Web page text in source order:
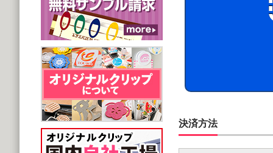
決済方法